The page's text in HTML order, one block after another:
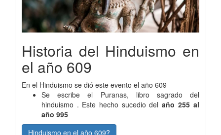
Historia del Hinduismo en
el año 609
En el Hinduismo se dió este evento el año 609
Se escribe el Puranas, libro sagrado del
hinduismo . Este hecho sucedio del año 255 al
año 995
Hinduismo en el año 609?